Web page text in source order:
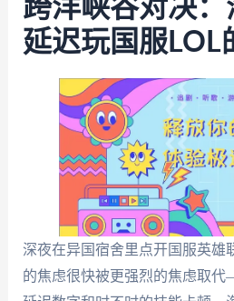
跨洋峡谷对决
延迟玩国服LOL
深夜在异国宿舍里点开国服英雄
的焦虑很快被更强烈的焦虑取